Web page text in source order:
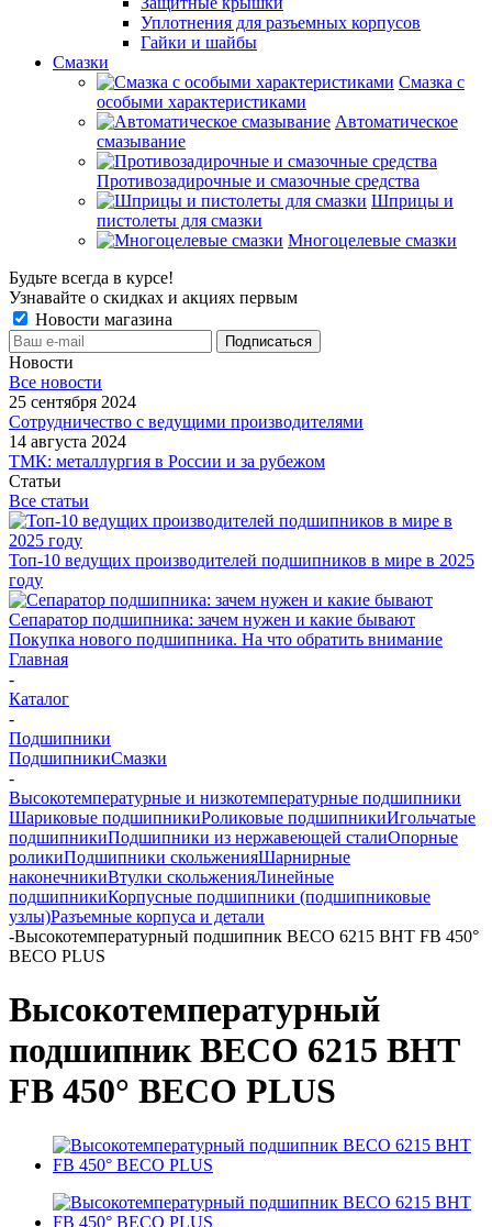
Уплотнения для разъемных корпусов
Гайки и шайбы
Смазки
Смазка с
особыми характеристиками
Автоматическое
смазывание
Противозадирочные и смазочные средства
Шприцы и
пистолеты для смазки
Многоцелевые смазки
Будьте всегда в курсе!
Узнавайте о скидках и акциях первым
Новости магазина
Новости
Все новости
25 сентября 2024
Сотрудничество с ведущими производителями
14 августа 2024
ТМК: металлургия в России и за рубежом
Статьи
Все статьи
Топ-10 ведущих производителей подшипников в мире в 2025
году
Сепаратор подшипника: зачем нужен и какие бывают
Покупка нового подшипника. На что обратить внимание
Главная
-
Каталог
-
Подшипники
ПодшипникиСмазки
-
Высокотемпературные и низкотемпературные подшипники
Шариковые подшипникиРоликовые подшипникиИгольчатые
подшипникиПодшипники из нержавеющей сталиОпорные
роликиПодшипники скольженияШарнирные
наконечникиВтулки скольженияЛинейные
подшипникиКорпусные подшипники (подшипниковые
узлы)Разъемные корпуса и детали
-Высокотемпературный подшипник BECO 6215 BHT FB 450°
BЕСО PLUS
Высокотемпературный
подшипник BECO 6215 BHT
FB 450° BЕСО PLUS